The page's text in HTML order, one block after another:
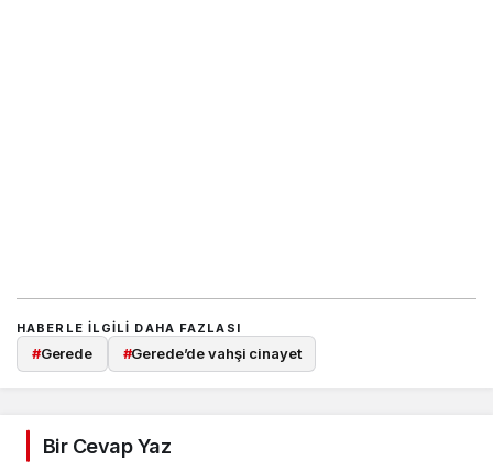
HABERLE ILGILI DAHA FAZLASI
#Gerede #Gerede’de vahşi cinayet
Bir Cevap Yaz